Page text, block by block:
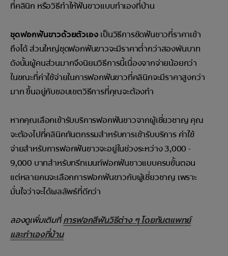
ที่คลินิก หรือวิธีทำให้ฟันขาวแบบทำเองที่บ้าน
ชุดฟอกฟันขาวด้วยตัวเอง เป็นวิธีการขัดฟันขาวที่ราคาเข้า
ถึงได้ ส่วนใหญ่ชุดฟอกฟันขาวจะมีราคาต่ำกว่าสองพันบาท
ดังนั้นผู้คนส่วนมากจึงนิยมวิธีการนี้เนื่องจากจ่ายน้อยกว่า
ในขณะที่ค่าใช้จ่ายในการฟอกฟันขาวที่คลินิกจะมีราคาสูงกว่า
มาก ขึ้นอยู่กับขอบเขตวิธีการที่คุณจะต้องทำ
หากคุณเลือกเข้ารับบริการฟอกฟันขาวจากผู้เชี่ยวชาญ คุณ
จะต้องไปที่คลินิคทันตกรรมสำหรับการเข้ารับบริการ ค่าใช้
จ่ายสำหรับการฟอกฟันขาวจะอยู่ในช่วงระหว่าง 3,000 -
9,000 บาทสำหรับทรีทเมนท์ฟอกฟันขาวแบบครบขั้นตอน
แต่หลายคนจะเลือกการฟอกฟันขาวกับผู้เชี่ยวชาญ เพราะ
มั่นใจว่าจะได้ผลลัพธ์ที่ดีกว่า
ลองดูเพิ่มเติมที่การฟอกสีฟันวิธีต่าง ๆ โดยทันตแพทย์
และทำเองที่บ้าน